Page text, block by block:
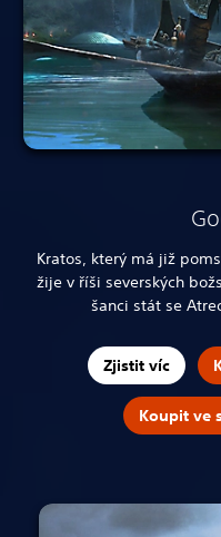
Kratos, který má již
žije v říši severských
šanci stát se
Zjistit víc
Koupit ve